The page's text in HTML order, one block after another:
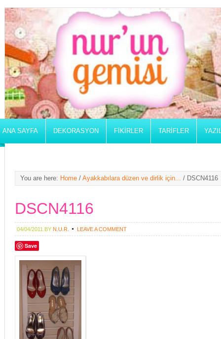
ANA SAYFA DEKORASYON FIKIRLER TARIFLER
You are here: Home / Ayakkabılara düzen ve dirlik için... / DSCN4116
DSCN4116
04/04/2011 BY N.U.R. LEAVE A COMMENT
Save